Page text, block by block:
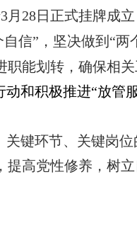
3月 28日正式挂牌成
自信”，坚决做到“
能划转，确保相关
动和积极推进“放管
关键环节、关键岗
高党性修养，树